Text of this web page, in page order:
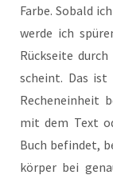
Far­be. Sobald
wer­de ich
Rück­sei­te
scheint. Das ist
Rechen­ein­heit
mit dem Text
Buch befin­det,
kör­per bei